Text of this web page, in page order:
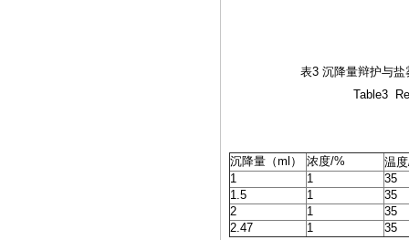
表3 沉降量辩护与
Table3 Relationship of
沉降量（ml ） 浓度/% 温度
1
1
35
1.5
1
35
2
1
35
2.47
1 35